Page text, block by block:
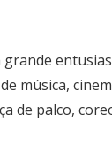
música,
de palco,